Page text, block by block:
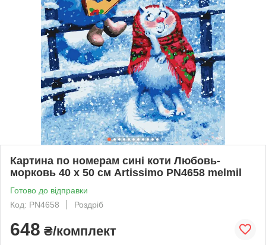
Картина по номерам сині коти Любовь-
морковь 40 х 50 см Artissimo PN4658 melmil
Готово до відправки
Код: PN4658
Роздріб
648 ₴/комплект